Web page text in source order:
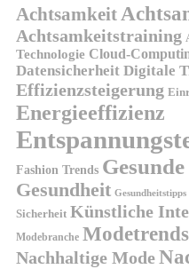
Achtsamkeit
Achtsamkeitstraining
Technologie Cloud-
Datensicherheit Digitale
Effizienzsteigerung
Energieeffizienz
Fashion Trends
Gesundheit Gesundheitstipps
Sicherheit Künstliche
Modebranche Modetrends
Nachhaltige Mode